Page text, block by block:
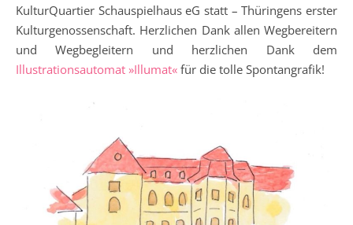
KulturQuartier Schauspielhaus eG statt – Thüringens erster
Kulturgenossenschaft. Herzlichen Dank allen Wegbereitern
und Wegbegleitern und herzlichen Dank dem
Illustrationsautomat »Illumat« für die tolle Spontangrafik!